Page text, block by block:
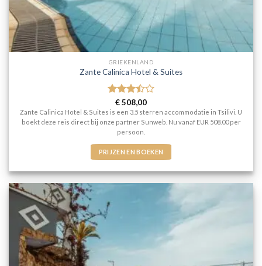
GRIEKENLAND
Zante Calinica Hotel & Suites
Gewaardeerd
3.5uit
5
€508,00
Zante Calinica Hotel & Suites is een 3.5 sterren accommodatie in Tsilivi. U
boekt deze reis direct bij onze partner Sunweb. Nu vanaf EUR 508.00 per
persoon.
PRIJZEN EN BOEKEN